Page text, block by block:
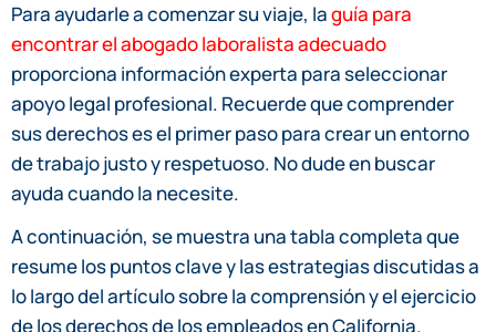
Para ayudarle a comenzar su viaje, laguía para
encontrar el abogado laboralista adecuado
proporciona información experta para seleccionar
apoyo legal profesional. Recuerde que comprender
sus derechos es el primer paso para crear un entorno
de trabajo justo y respetuoso. No dude en buscar
ayuda cuando la necesite.
A continuación, se muestra una tabla completa que
resume los puntos clave y las estrategias discutidas a
lo largo del artículo sobre la comprensión y el ejercicio
de los derechos de los empleados en California.